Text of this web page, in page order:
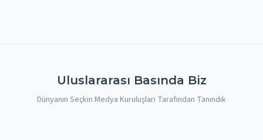
Uluslararası Basında Biz
Dünyanın Seçkin Medya Kuruluşları Tarafından Tanındık